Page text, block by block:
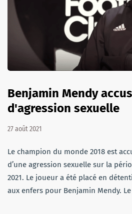
Benjamin Mendy
d'agression sexuelle
27 août 2021
Le champion du monde 2018 est
d’une agression sexuelle sur la
2021. Le joueur a été placé en
aux enfers pour Benjamin Mendy.